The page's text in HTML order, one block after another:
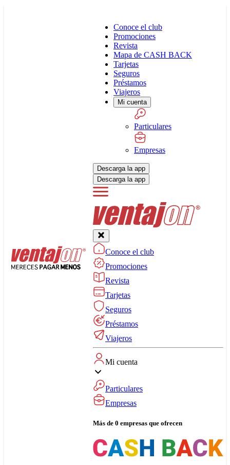
Conoce el club
Promociones
Revista
Mapa de CASH BACK
Tarjetas
Seguros
Préstamos
Viajeros
Mi cuenta
Particulares
Empresas
Descarga la app
Descarga la app
Conoce el club
Promociones
Revista
Tarjetas
Seguros
Préstamos
Viajeros
Mi cuenta
Particulares
Empresas
Más de 0 empresas que ofrecen